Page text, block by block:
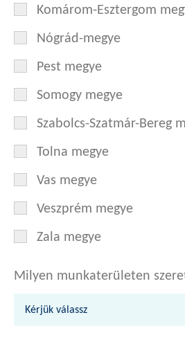
Komárom-Esztergom
Nógrád-megye
Pest megye
Somogy megye
Szabolcs-Szatmár-Bereg
Tolna megye
Vas megye
Veszprém megye
Zala megye
Milyen munkaterületen